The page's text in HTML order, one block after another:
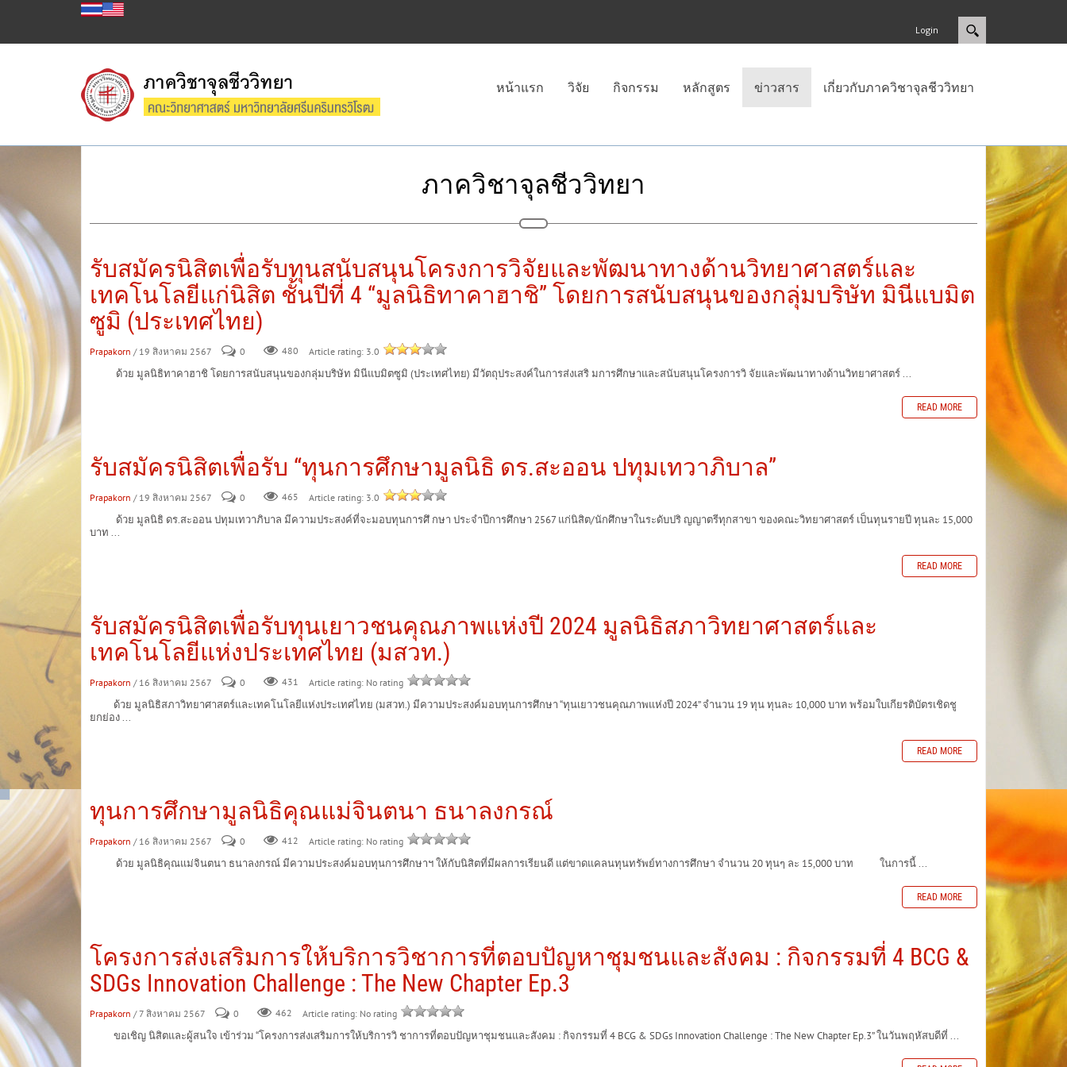
Login
หน้าแรก วิจัย กิจกรรม หลักสูตร ข่าวสาร เกี่ยวกับภาควิชาจุลชีววิทยา
ภาควิชาจุลชีววิทยา
รับสมัครนิสิตเพื่อรับทุนสนับสนุนโครงการวิจัยและพัฒนาทางด้านวิทยาศาสตร์และ
เทคโนโลยีแก่นิสิต ชั้นปีที่ 4 “มูลนิธิทาคาฮาชิ” โดยการสนับสนุนของกลุ่มบริษัท มินีแบมิต
ซูมิ (ประเทศไทย)
Prapakorn / 19 สิงหาคม 2567 0 480 Article rating: 3.0
ด้วย มูลนิธิทาคาฮาชิ โดยการสนับสนุนของกลุ่มบริษัท มินีแบมิตซูมิ (ประเทศไทย) มีวัตถุประสงค์ในการส่งเสริ มการศึกษาและสนับสนุนโครงการวิ จัยและพัฒนาทางด้านวิทยาศาสตร์ ...
READ MORE
รับสมัครนิสิตเพื่อรับ “ทุนการศึกษามูลนิธิ ดร.สะออน ปทุมเทวาภิบาล”
Prapakorn / 19 สิงหาคม 2567 0 465 Article rating: 3.0
ด้วย มูลนิธิ ดร.สะออน ปทุมเทวาภิบาล มีความประสงค์ที่จะมอบทุนการศึ กษา ประจำปีการศึกษา 2567 แก่นิสิต/นักศึกษาในระดับปริ ญญาตรีทุกสาขา ของคณะวิทยาศาสตร์ เป็นทุนรายปี ทุนละ 15,000
บาท ...
READ MORE
รับสมัครนิสิตเพื่อรับทุนเยาวชนคุณภาพแห่งปี 2024 มูลนิธิสภาวิทยาศาสตร์และ
เทคโนโลยีแห่งประเทศไทย (มสวท.)
Prapakorn / 16 สิงหาคม 2567 0 431 Article rating: No rating
ด้วย มูลนิธิสภาวิทยาศาสตร์และเทคโนโลยีแห่งประเทศไทย (มสวท.) มีความประสงค์มอบทุนการศึกษา “ทุนเยาวชนคุณภาพแห่งปี 2024” จำนวน 19 ทุน ทุนละ 10,000 บาท พร้อมใบเกียรติบัตรเชิดชู
ยกย่อง ...
READ MORE
ทุนการศึกษามูลนิธิคุณแม่จินตนา ธนาลงกรณ์
Prapakorn / 16 สิงหาคม 2567 0 412 Article rating: No rating
ด้วย มูลนิธิคุณแม่จินตนา ธนาลงกรณ์ มีความประสงค์มอบทุนการศึกษาฯ ให้กับนิสิตที่มีผลการเรียนดี แต่ขาดแคลนทุนทรัพย์ทางการศึกษา จำนวน 20 ทุนๆ ละ 15,000 บาท ในการนี้ ...
READ MORE
โครงการส่งเสริมการให้บริการวิชาการที่ตอบปัญหาชุมชนและสังคม : กิจกรรมที่ 4 BCG &
SDGs Innovation Challenge : The New Chapter Ep.3
Prapakorn / 7 สิงหาคม 2567 0 462 Article rating: No rating
ขอเชิญ นิสิตและผู้สนใจ เข้าร่วม “โครงการส่งเสริมการให้บริการวิ ชาการที่ตอบปัญหาชุมชนและสังคม : กิจกรรมที่ 4 BCG & SDGs Innovation Challenge : The New Chapter Ep.3” ในวันพฤหัสบดีที่ ...